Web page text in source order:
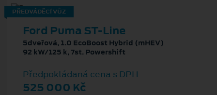
PŘEDVÁDĚCÍ VŮZ
Ford Puma ST-Line
5dveřová, 1.0 EcoBoost Hybrid (mHEV)
92 kW/125 k, 7st. Powershift
Předpokládaná cena s DPH
525 000 Kč